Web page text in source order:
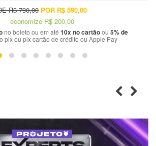
R$ 790,00 POR R$ 590,00
economize R$ 200,00
no boleto ou em até 10x no cartãoou 5% de
pix ou pix cartão de crédito ou Apple Pay